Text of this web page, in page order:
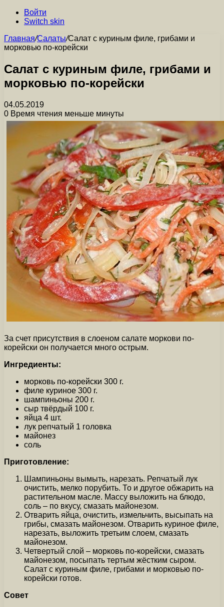
Войти
Switch skin
Главная/Салаты/Салат с куриным филе, грибами и
морковью по-корейски
Салат с куриным филе, грибами и
морковью по-корейски
04.05.2019
0 Время чтения меньше минуты
За счет присутствия в слоеном салате моркови по-
корейски он получается много острым.
Ингредиенты:
морковь по-корейски 300 г.
филе куриное 300 г.
шампиньоны 200 г.
сыр твёрдый 100 г.
яйца 4 шт.
лук репчатый 1 головка
майонез
соль
Приготовление:
Шампиньоны вымыть, нарезать. Репчатый лук
очистить, мелко порубить. То и другое обжарить на
растительном масле. Массу выложить на блюдо,
соль – по вкусу, смазать майонезом.
Отварить яйца, очистить, измельчить, высыпать на
грибы, смазать майонезом. Отварить куриное филе,
нарезать, выложить третьим слоем, смазать
майонезом.
Четвертый слой – морковь по-корейски, смазать
майонезом, посыпать тертым жёстким сыром.
Салат с куриным филе, грибами и морковью по-
корейски готов.
Совет